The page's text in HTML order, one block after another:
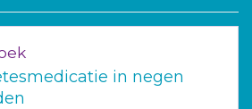
in negen